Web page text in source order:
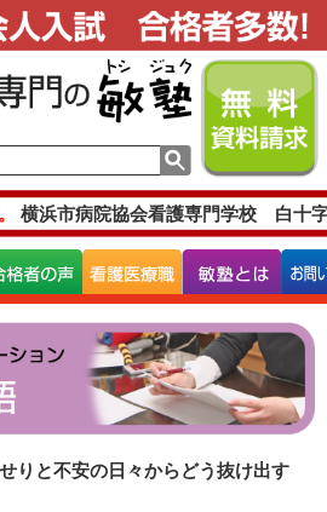
横浜市病院協会看護専門学校 白十
りと不安の日々からどう抜け出す